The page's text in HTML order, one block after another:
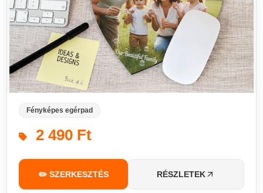
Fényképes egérpad
2 490 Ft
✏️ SZERKESZTÉS RÉSZLETEK